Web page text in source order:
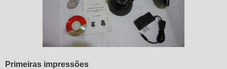
Primeiras impressões